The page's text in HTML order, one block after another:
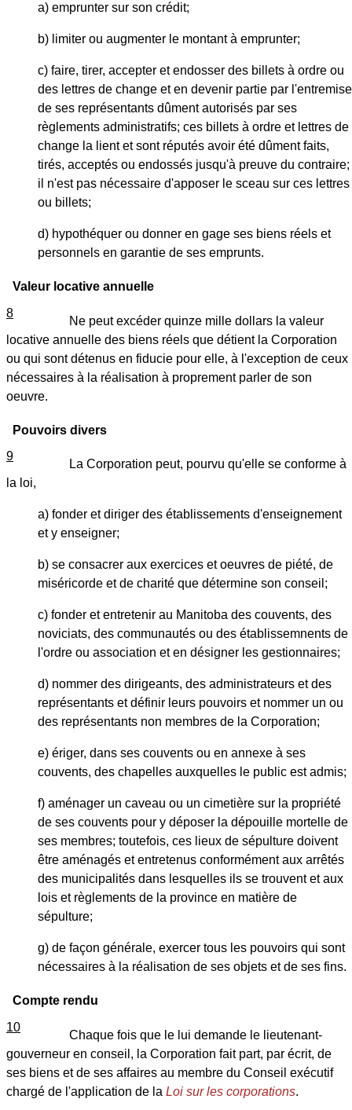
a) emprunter sur son crédit;
b) limiter ou augmenter le montant à emprunter;
c) faire, tirer, accepter et endosser des billets à ordre ou
des lettres de change et en devenir partie par l'entremise
de ses représentants dûment autorisés par ses
règlements administratifs; ces billets à ordre et lettres de
change la lient et sont réputés avoir été dûment faits,
tirés, acceptés ou endossés jusqu'à preuve du contraire;
il n'est pas nécessaire d'apposer le sceau sur ces lettres
ou billets;
d) hypothéquer ou donner en gage ses biens réels et
personnels en garantie de ses emprunts.
Valeur locative annuelle
8
Ne peut excéder quinze mille dollars la valeur
locative annuelle des biens réels que détient la Corporation
ou qui sont détenus en fiducie pour elle, à l'exception de ceux
nécessaires à la réalisation à proprement parler de son
oeuvre.
Pouvoirs divers
9
La Corporation peut, pourvu qu'elle se conforme à
la loi,
a) fonder et diriger des établissements d'enseignement
et y enseigner;
b) se consacrer aux exercices et oeuvres de piété, de
miséricorde et de charité que détermine son conseil;
c) fonder et entretenir au Manitoba des couvents, des
noviciats, des communautés ou des établissemnents de
l'ordre ou association et en désigner les gestionnaires;
d) nommer des dirigeants, des administrateurs et des
représentants et définir leurs pouvoirs et nommer un ou
des représentants non membres de la Corporation;
e) ériger, dans ses couvents ou en annexe à ses
couvents, des chapelles auxquelles le public est admis;
f) aménager un caveau ou un cimetière sur la propriété
de ses couvents pour y déposer la dépouille mortelle de
ses membres; toutefois, ces lieux de sépulture doivent
être aménagés et entretenus conformément aux arrêtés
des municipalités dans lesquelles ils se trouvent et aux
lois et règlements de la province en matière de
sépulture;
g) de façon générale, exercer tous les pouvoirs qui sont
nécessaires à la réalisation de ses objets et de ses fins.
Compte rendu
10
Chaque fois que le lui demande le lieutenant-
gouverneur en conseil, la Corporation fait part, par écrit, de
ses biens et de ses affaires au membre du Conseil exécutif
chargé de l'application de la Loi sur les corporations.